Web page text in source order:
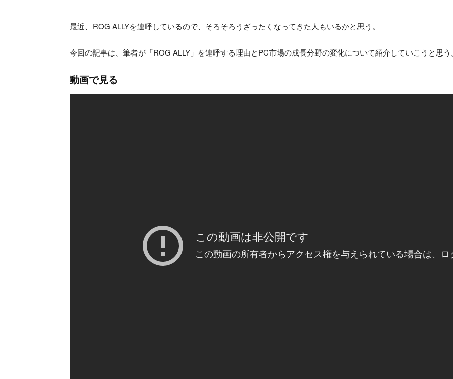
最近、ROG ALLYを連呼しているので、そろそろうざったくなってきた人もいるかと思う。
今回の記事は、筆者が「ROG ALLY」を連呼する理由とPC市場の成長分野の変化について紹介していこうと思う
動画で見る